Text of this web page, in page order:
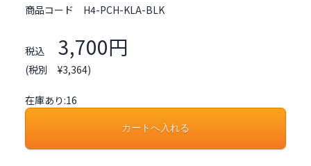
商品コード H4-PCH-KLA-BLK
税込 3,700円
(税別 ¥3,364)
在庫あり:16